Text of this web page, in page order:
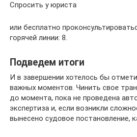
Спросить у юриста
или бесплатно
горячей линии: 8.
Подведем итоги
И в завершении хотелось бы
важных моментов. Чинить свое
до момента, пока не проведена
экспертиза и, если возникли
вынесено судовое постановление,